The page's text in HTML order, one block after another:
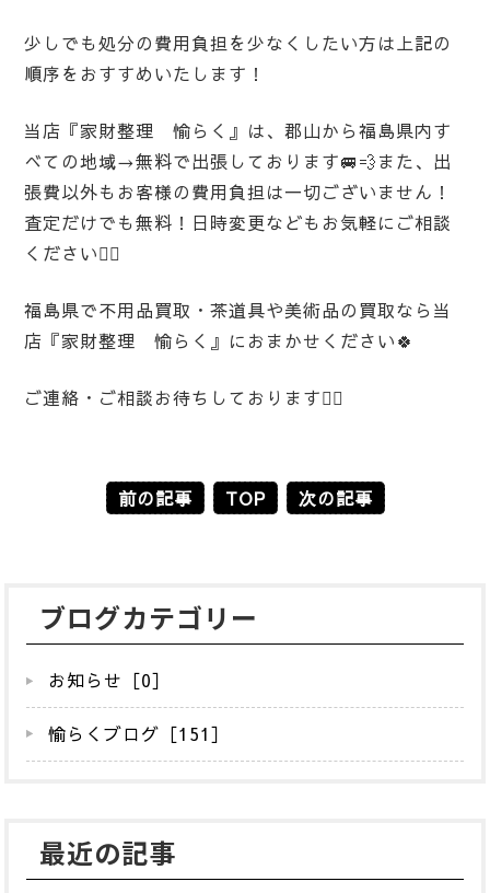
少しでも処分の費用負担を少なくしたい方は上記の
順序をおすすめいたします！
当店『家財整理 愉らく』は、郡山から福島県内す
べての地域→無料で出張しております🚐💨また、出
張費以外もお客様の費用負担は一切ございません！
査定だけでも無料！日時変更などもお気軽にご相談
ください🙆‍♀️
福島県で不用品買取・茶道具や美術品の買取なら当
店『家財整理 愉らく』におまかせください🍀
ご連絡・ご相談お待ちしております🙇‍♀️
前の記事 TOP 次の記事
ブログカテゴリー
お知らせ［0］
愉らくブログ［151］
最近の記事